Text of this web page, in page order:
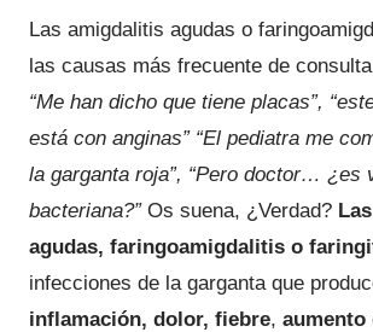
Las amigdalitis agudas o
las causas más frecuente de
“Me han dicho que tiene placas”,
está con anginas” “El pediatra me
la garganta roja”, “Pero doctor… ¿es
bacteriana?” Os suena, ¿Verdad?
agudas, faringoamigdalitis o
infecciones de la garganta que
inflamación, dolor, fiebre, aumento